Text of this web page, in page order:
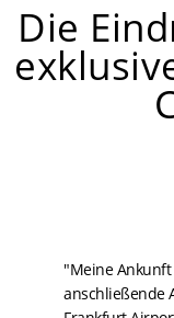
Die
"Meine
anschließende